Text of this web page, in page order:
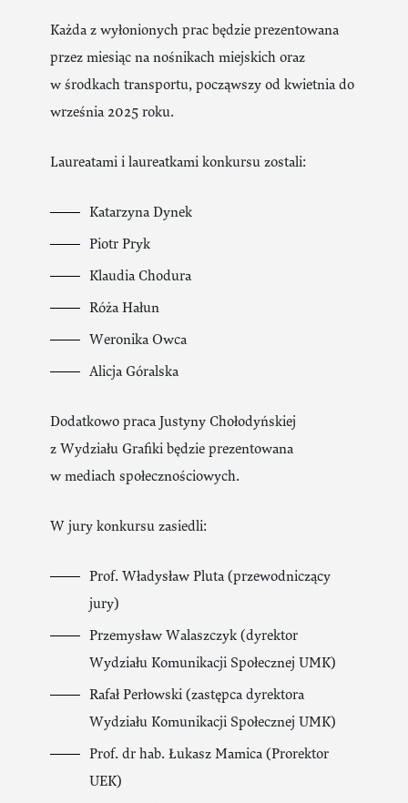
Każda z wyłonionych prac będzie prezentowana
przez miesiąc na nośnikach miejskich oraz
w środkach transportu, począwszy od kwietnia do
września 2025 roku.
Laureatami i laureatkami konkursu zostali:
Katarzyna Dynek
Piotr Pryk
Klaudia Chodura
Róża Hałun
Weronika Owca
Alicja Góralska
Dodatkowo praca Justyny Chołodyńskiej
z Wydziału Grafiki będzie prezentowana
w mediach społecznościowych.
W jury konkursu zasiedli:
Prof. Władysław Pluta (przewodniczący
jury)
Przemysław Walaszczyk (dyrektor
Wydziału Komunikacji Społecznej UMK)
Rafał Perłowski (zastępca dyrektora
Wydziału Komunikacji Społecznej UMK)
Prof. dr hab. Łukasz Mamica (Prorektor
UEK)